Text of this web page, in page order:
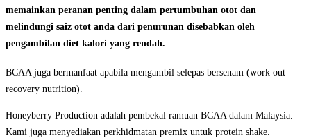
memainkan peranan penting dalam pertumbuhan otot dan
melindungi saiz otot anda dari penurunan disebabkan oleh
pengambilan diet kalori yang rendah.
BCAA juga bermanfaat apabila mengambil selepas bersenam (work out
recovery nutrition).
Honeyberry Production adalah pembekal ramuan BCAA dalam Malaysia.
Kami juga menyediakan perkhidmatan premix untuk protein shake.